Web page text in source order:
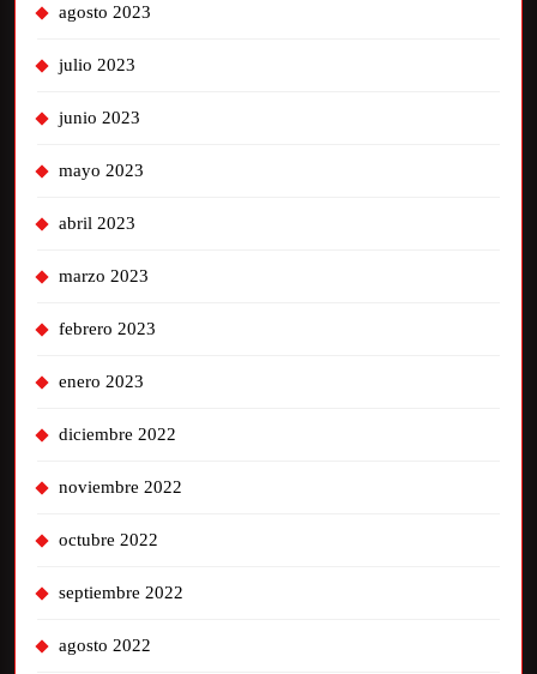
agosto 2023
julio 2023
junio 2023
mayo 2023
abril 2023
marzo 2023
febrero 2023
enero 2023
diciembre 2022
noviembre 2022
octubre 2022
septiembre 2022
agosto 2022